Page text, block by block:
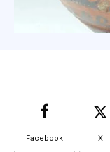
Facebook X